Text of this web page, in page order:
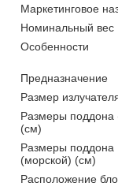
Маркетинговое
Номинальный вес
Особенности
Предназначение
Размер
Размеры поддона
(см)
Размеры поддона
(морской) (см)
Расположение